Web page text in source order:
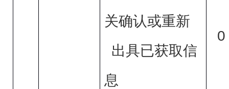
关确认或重新
出具已获取信
息
0